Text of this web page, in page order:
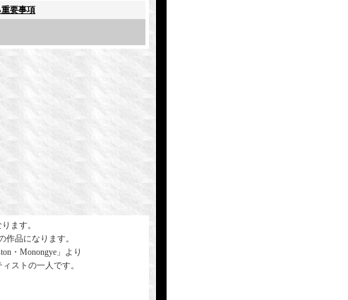
要事項
ます。
作品になります。
・Monongye」より
ストの一人です。